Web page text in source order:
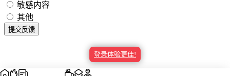
娱乐生活
登录体验更佳!
敏感内容
其他
提交反馈